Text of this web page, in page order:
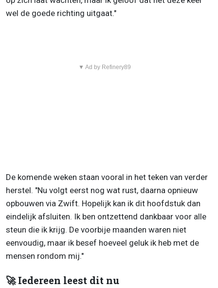
wel de goede richting uitgaat."
▼ Ad by Refinery89
De komende weken staan vooral in het teken van verder
herstel. "Nu volgt eerst nog wat rust, daarna opnieuw
opbouwen via Zwift. Hopelijk kan ik dit hoofdstuk dan
eindelijk afsluiten. Ik ben ontzettend dankbaar voor alle
steun die ik krijg. De voorbije maanden waren niet
eenvoudig, maar ik besef hoeveel geluk ik heb met de
mensen rondom mij."
🚀 Iedereen leest dit nu